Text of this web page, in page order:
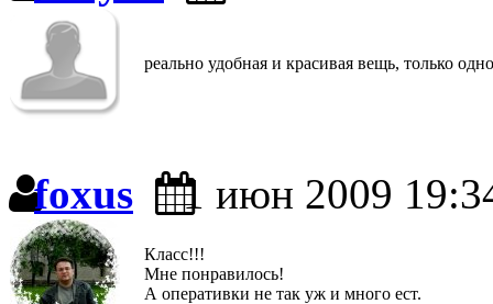
реально удобная и красивая вещь, только
foxus 1 июн 2009
Класс!!!
Мне понравилось!
А оперативки не так уж и много ест.